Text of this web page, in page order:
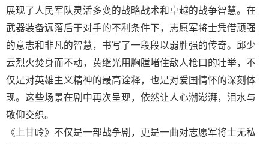
展现了人民军队灵活多变的战略战术和卓越的战争智慧。在
武器装备远落后于对手的不利条件下，志愿军将士凭借顽强
的意志和非凡的智慧，书写了一段段以弱胜强的传奇。邱少
云烈火焚身而不动，黄继光用胸膛堵住敌人枪口的壮举，不
仅是对英雄主义精神的最高诠释，也是对爱国情怀的深刻体
现。这些场景在剧中再次呈现，依然让人心潮澎湃，泪水与
敬仰交织。
《上甘岭》不仅是一部战争剧，更是一曲对志愿军将士无私